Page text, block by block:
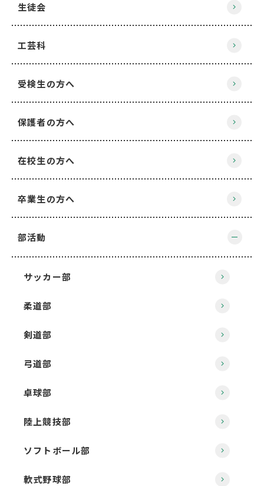
生徒会
工芸科
受検生の方へ
保護者の方へ
在校生の方へ
卒業生の方へ
部活動
サッカー部
柔道部
剣道部
弓道部
卓球部
陸上競技部
ソフトボール部
軟式野球部